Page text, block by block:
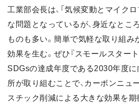
工業部会長は、「気候変動とマイク
な問題となっているが、身近なとこ
ものも多い。簡単で気軽な取り組み
効果を生む。ぜひ『スモールスタート
SDGsの達成年度である2030年度
所が取り組むことで、カーボンニュ
スチック削減による大きな効果を期